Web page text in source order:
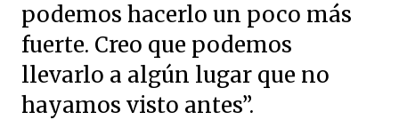
podemos hacerlo un poco más
fuerte. Creo que podemos
llevarlo a algún lugar que no
hayamos visto antes”.